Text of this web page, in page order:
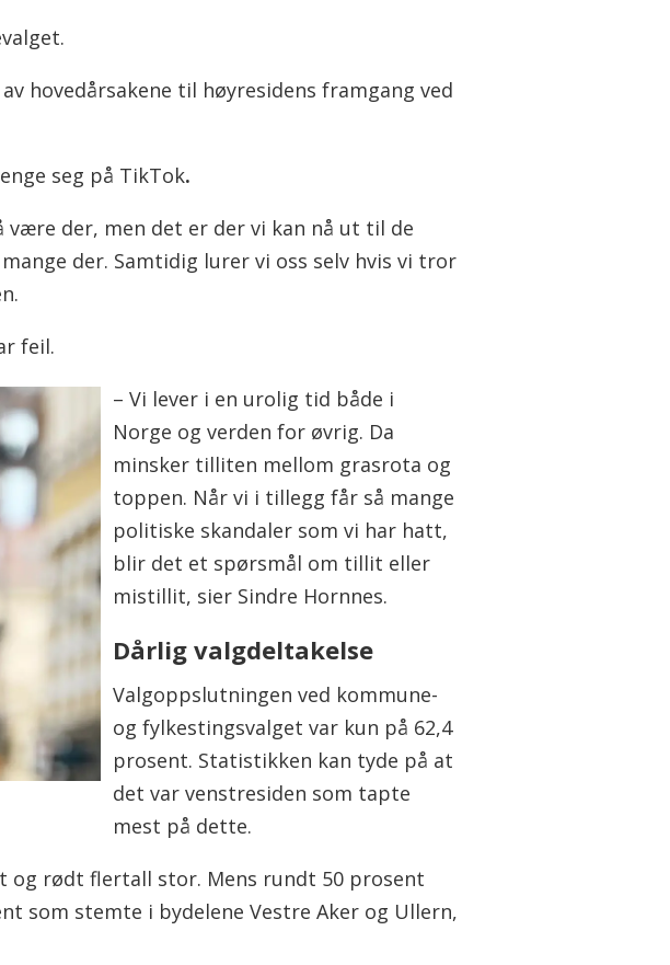
hovedårsakene til høyresidens framgang ved
seg på TikTok.
være der, men det er der vi kan nå ut til de
der. Samtidig lurer vi oss selv hvis vi tror
feil.
– Vi lever i en urolig tid både i
Norge og verden for øvrig. Da
minsker tilliten mellom grasrota og
toppen. Når vi i tillegg får så mange
politiske skandaler som vi har hatt,
blir det et spørsmål om tillit eller
mistillit, sier Sindre Hornnes.
Dårlig valgdeltakelse
Valgoppslutningen ved kommune-
og fylkestingsvalget var kun på 62,4
prosent. Statistikken kan tyde på at
det var venstresiden som tapte
mest på dette.
og rødt flertall stor. Mens rundt 50 prosent
som stemte i bydelene Vestre Aker og Ullern,